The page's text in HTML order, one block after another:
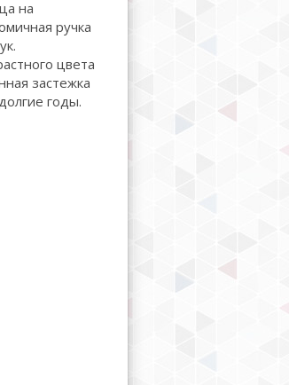
на
ручка
цвета
застежка
годы.